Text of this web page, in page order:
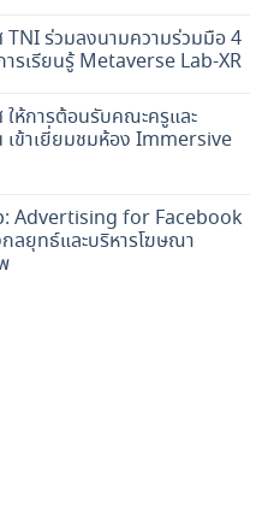
TNI ร่วมลงนามความร่วมมือ 4
เรียนรู้ Metaverse Lab-XR
ให้การต้อนรับคณะครูและ
ข้าเยี่ยมชมห้อง Immersive
Advertising for Facebook
ลยุทธ์และบริหารโฆษณา